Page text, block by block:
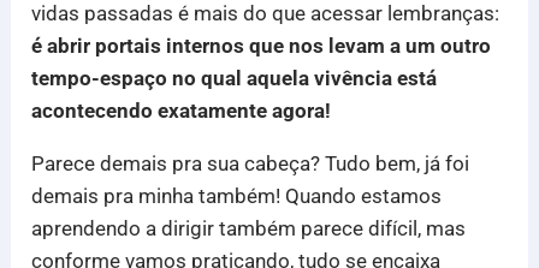
vidas passadas é mais do que acessar lembranças:
é abrir portais internos que nos levam a um outro
tempo-espaço no qual aquela vivência está
acontecendo exatamente agora!
Parece demais pra sua cabeça? Tudo bem, já foi
demais pra minha também! Quando estamos
aprendendo a dirigir também parece difícil, mas
conforme vamos praticando, tudo se encaixa